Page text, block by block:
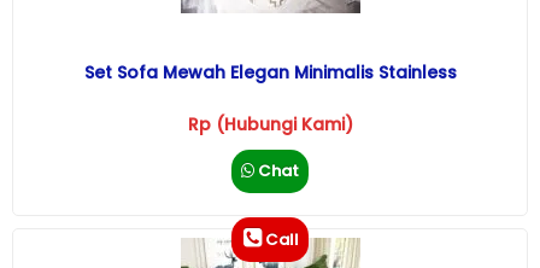
Set Sofa Mewah Elegan Minimalis Stainless
Rp (Hubungi Kami)
Chat
Call